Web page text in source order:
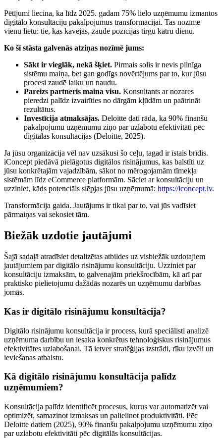
Pētījumi liecina, ka līdz 2025. gadam 75% lielo uzņēmumu izmantos
digitālo konsultāciju pakalpojumus transformācijai. Tas nozīmē
vienu lietu: tie, kas kavējas, zaudē pozīcijas tirgū katru dienu.
Ko šī stāsta galvenās atziņas nozīmē jums:
Sākt ir vieglāk, nekā šķiet. Pirmais solis ir nevis pilnīga
sistēmu maiņa, bet gan godīgs novērtējums par to, kur jūsu
procesi zaudē laiku un naudu.
Pareizs partneris maina visu. Konsultants ar nozares
pieredzi palīdz izvairīties no dārgām kļūdām un paātrināt
rezultātus.
Investīcija atmaksājas. Deloitte dati rāda, ka 90% finanšu
pakalpojumu uzņēmumu ziņo par uzlabotu efektivitāti pēc
digitālās konsultācijas (Deloitte, 2025).
Ja jūsu organizācija vēl nav uzsākusi šo ceļu, tagad ir īstais brīdis.
iConcept piedāvā pielāgotus digitālos risinājumus, kas balstīti uz
jūsu konkrētajām vajadzībām, sākot no mērogojamām tīmekļa
sistēmām līdz eCommerce platformām. Sāciet ar konsultāciju un
uzziniet, kāds potenciāls slēpjas jūsu uzņēmumā: https://iconcept.lv.
Transformācija gaida. Jautājums ir tikai par to, vai jūs vadīsiet
pārmaiņas vai sekosiet tām.
Biežāk uzdotie jautājumi
Šajā sadaļā atradīsiet detalizētas atbildes uz visbiežāk uzdotajiem
jautājumiem par digitālo risinājumu konsultāciju. Uzziniet par
konsultāciju izmaksām, to galvenajām priekšrocībām, kā arī par
praktisko pielietojumu dažādās nozarēs un uzņēmumu darbības
jomās.
Kas ir digitālo risinājumu konsultācija?
Digitālo risinājumu konsultācija ir process, kurā speciālisti analizē
uzņēmuma darbību un iesaka konkrētus tehnoloģiskus risinājumus
efektivitātes uzlabošanai. Tā ietver stratēģijas izstrādi, rīku izvēli un
ieviešanas atbalstu.
Kā digitālo risinājumu konsultācija palīdz
uzņēmumiem?
Konsultācija palīdz identificēt procesus, kurus var automatizēt vai
optimizēt, samazinot izmaksas un palielinot produktivitāti. Pēc
Deloitte datiem (2025), 90% finanšu pakalpojumu uzņēmumu ziņo
par uzlabotu efektivitāti pēc digitālās konsultācijas.